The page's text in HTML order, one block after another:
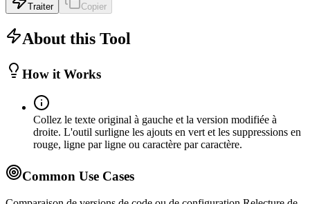
Traiter Copier
About this Tool
How it Works
Collez le texte original à gauche et la version modifiée à
droite. L'outil surligne les ajouts en vert et les suppressions en
rouge, ligne par ligne ou caractère par caractère.
Common Use Cases